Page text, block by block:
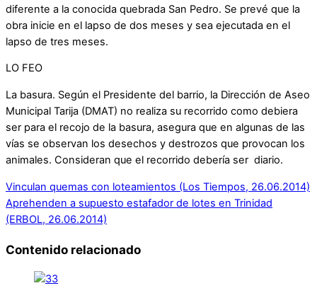
diferente a la conocida quebrada San Pedro. Se prevé que la
obra inicie en el lapso de dos meses y sea ejecutada en el
lapso de tres meses.
LO FEO
La basura. Según el Presidente del barrio, la Dirección de Aseo
Municipal Tarija (DMAT) no realiza su recorrido como debiera
ser para el recojo de la basura, asegura que en algunas de las
vías se observan los desechos y destrozos que provocan los
animales. Consideran que el recorrido debería ser diario.
Vinculan quemas con loteamientos (Los Tiempos, 26.06.2014)
Aprehenden a supuesto estafador de lotes en Trinidad
(ERBOL, 26.06.2014)
Contenido relacionado